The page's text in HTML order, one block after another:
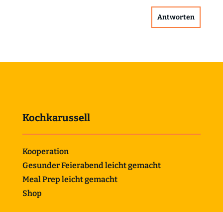
Antworten
Kochkarussell
Kooperation
Gesunder Feierabend leicht gemacht
Meal Prep leicht gemacht
Shop